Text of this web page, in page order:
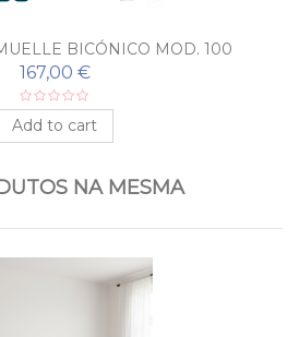
BICÓNICO MOD. 100
167,00 €
Add to cart
NA MESMA